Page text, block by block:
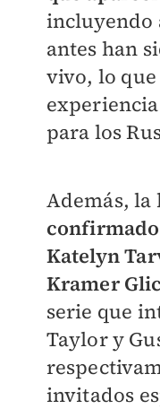
incluyendo
antes han
vivo, lo
para los
Además, la
Katelyn
Kramer
serie que
Taylor y
invitados